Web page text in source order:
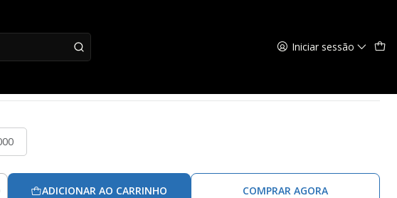
Iniciar sessão
ADICIONAR AO CARRINHO COMPRAR AGORA